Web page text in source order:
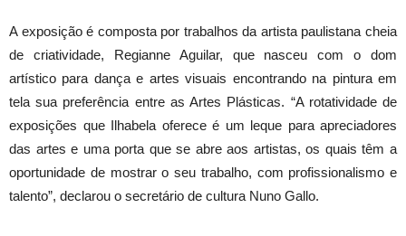
A exposição é composta por trabalhos da artista paulistana cheia
de criatividade, Regianne Aguilar, que nasceu com o dom
artístico para dança e artes visuais encontrando na pintura em
tela sua preferência entre as Artes Plásticas. “A rotatividade de
exposições que Ilhabela oferece é um leque para apreciadores
das artes e uma porta que se abre aos artistas, os quais têm a
oportunidade de mostrar o seu trabalho, com profissionalismo e
talento”, declarou o secretário de cultura Nuno Gallo.